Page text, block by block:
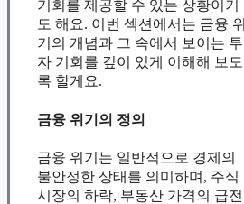
기회를 제공할 수 있는 상황이기
도 해요. 이번 섹션에서는 금융 위
기의 개념과 그 속에서 보이는 투
자 기회를 깊이 있게 이해해 보도
록 할게요.
금융 위기의 정의
금융 위기는 일반적으로 경제의
불안정한 상태를 의미하며, 주식
시장의 하락, 부동산 가격의 급전